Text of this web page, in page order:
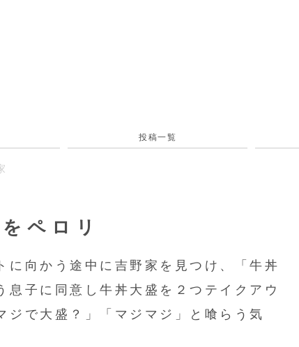
投稿一覧
ペロリ
に向かう途中に吉野家を見つけ、「牛丼
息子に同意し牛丼大盛を２つテイクアウ
で大盛？」「マジマジ」と喰らう気